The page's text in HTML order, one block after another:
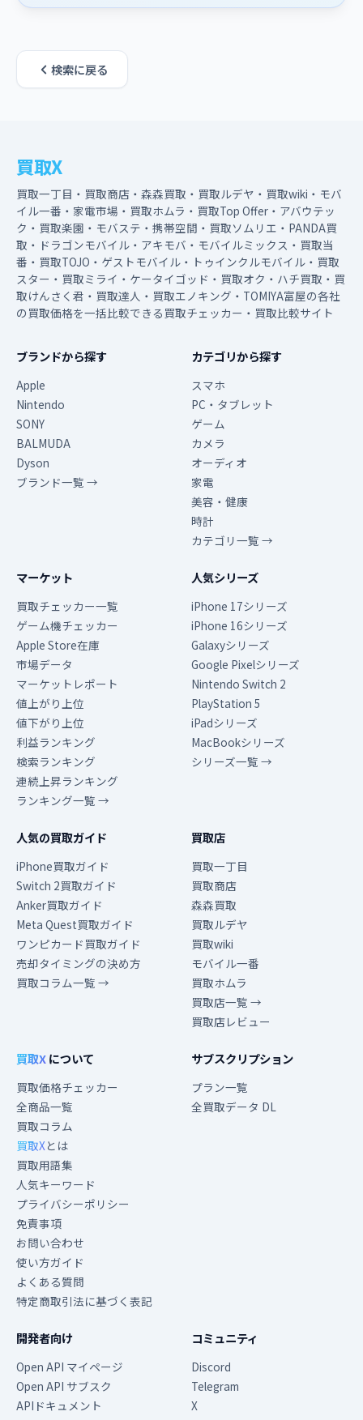
検索に戻る
買取X
買取一丁目・買取商店・森森買取・買取ルデヤ・買取wiki・モバ
イル一番・家電市場・買取ホムラ・買取Top Offer・アバウテッ
ク・買取楽園・モバステ・携帯空間・買取ソムリエ・PANDA買
取・ドラゴンモバイル・アキモバ・モバイルミックス・買取当
番・買取TOJO・ゲストモバイル・トゥインクルモバイル・買取
スター・買取ミライ・ケータイゴッド・買取オク・ハチ買取・買
取けんさく君・買取達人・買取エノキング・TOMIYA富屋の各社
の買取価格を一括比較できる買取チェッカー・買取比較サイト
ブランドから探す
Apple
Nintendo
SONY
BALMUDA
Dyson
ブランド一覧 →
カテゴリから探す
スマホ
PC・タブレット
ゲーム
カメラ
オーディオ
家電
美容・健康
時計
カテゴリ一覧 →
マーケット
買取チェッカー一覧
ゲーム機チェッカー
Apple Store在庫
市場データ
マーケットレポート
値上がり上位
値下がり上位
利益ランキング
検索ランキング
連続上昇ランキング
ランキング一覧 →
人気シリーズ
iPhone 17シリーズ
iPhone 16シリーズ
Galaxyシリーズ
Google Pixelシリーズ
Nintendo Switch 2
PlayStation 5
iPadシリーズ
MacBookシリーズ
シリーズ一覧 →
人気の買取ガイド
iPhone買取ガイド
Switch 2買取ガイド
Anker買取ガイド
Meta Quest買取ガイド
ワンピカード買取ガイド
売却タイミングの決め方
買取コラム一覧 →
買取店
買取一丁目
買取商店
森森買取
買取ルデヤ
買取wiki
モバイル一番
買取ホムラ
買取店一覧 →
買取店レビュー
買取Xについて
買取価格チェッカー
全商品一覧
買取コラム
買取Xとは
買取用語集
人気キーワード
プライバシーポリシー
免責事項
お問い合わせ
使い方ガイド
よくある質問
特定商取引法に基づく表記
サブスクリプション
プラン一覧
全買取データ DL
開発者向け
Open API マイページ
Open API サブスク
APIドキュメント
コミュニティ
Discord
Telegram
X